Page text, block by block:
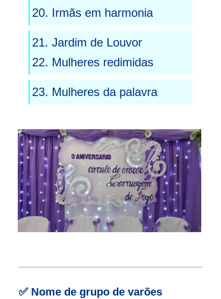
20. Irmãs em harmonia
21. Jardim de Louvor
22. Mulheres redimidas
23. Mulheres da palavra
✅ Nome de grupo de varões